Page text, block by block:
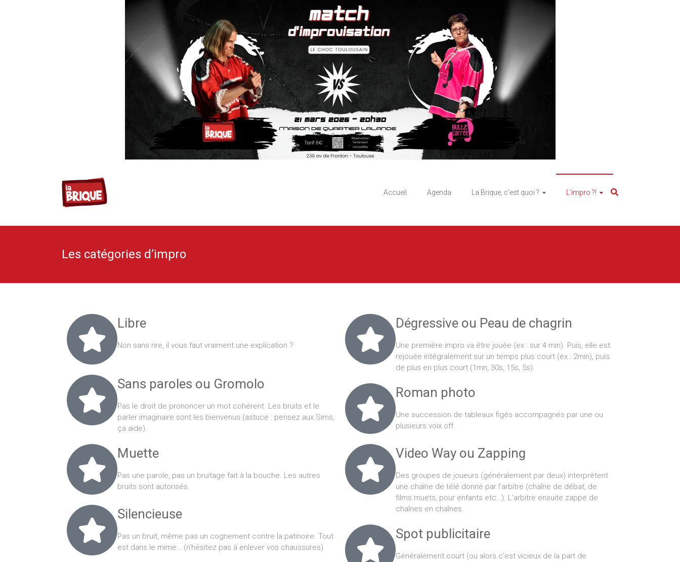
Accueil Agenda La Brique, c’est quoi ? L’impro ?!
Les catégories d’impro
Libre
Non sans rire, il vous faut vraiment une explication ?
Sans paroles ou Gromolo
Pas le droit de prononcer un mot cohérent. Les bruits et le
parler imaginaire sont les bienvenus (astuce : pensez aux Sims,
ça aide).
Muette
Pas une parole, pas un bruitage fait à la bouche. Les autres
bruits sont autorisés.
Silencieuse
Pas un bruit, même pas un cognement contre la patinoire. Tout
est dans le mime… (n’hésitez pas à enlever vos chaussures)
Dégressive ou Peau de chagrin
Une première impro va être jouée (ex : sur 4 min). Puis, elle est
rejouée intégralement sur un temps plus court (ex : 2min), puis
de plus en plus court (1mn, 30s, 15s, 5s).
Roman photo
Une succession de tableaux figés accompagnés par une ou
plusieurs voix off.
Video Way ou Zapping
Des groupes de joueurs (généralement par deux) interprètent
une chaîne de télé donné par l’arbitre (chaîne de débat, de
films muets, pour enfants etc…). L’arbitre ensuite zappe de
chaînes en chaînes.
Spot publicitaire
Généralement court (ou alors c’est vicieux de la part de